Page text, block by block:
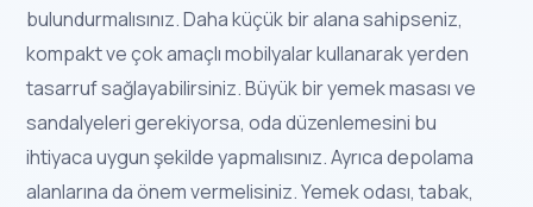
bulundurmalısınız. Daha küçük bir alana sahipseniz,
kompakt ve çok amaçlı mobilyalar kullanarak yerden
tasarruf sağlayabilirsiniz. Büyük bir yemek masası ve
sandalyeleri gerekiyorsa, oda düzenlemesini bu
ihtiyaca uygun şekilde yapmalısınız. Ayrıca depolama
alanlarına da önem vermelisiniz. Yemek odası, tabak,